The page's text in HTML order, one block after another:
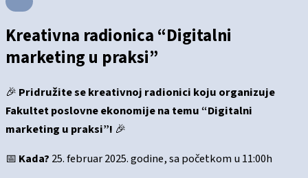
Kreativna radionica “Digitalni
marketing u praksi”
🎉 Pridružite se kreativnoj radionici koju organizuje
Fakultet poslovne ekonomije na temu “Digitalni
marketing u praksi”! 🎉
📅 Kada? 25. februar 2025. godine, sa početkom u 11:00h